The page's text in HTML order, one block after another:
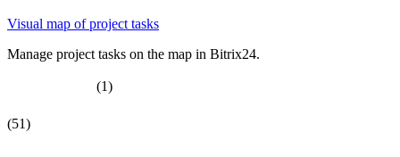
Visual map of project tasks
Manage project tasks on the map in Bitrix24.
(1)
(51)